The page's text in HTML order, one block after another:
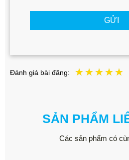
GỬI
Đánh giá bài đăng:
SẢN PHẨM
Các sản phẩm có